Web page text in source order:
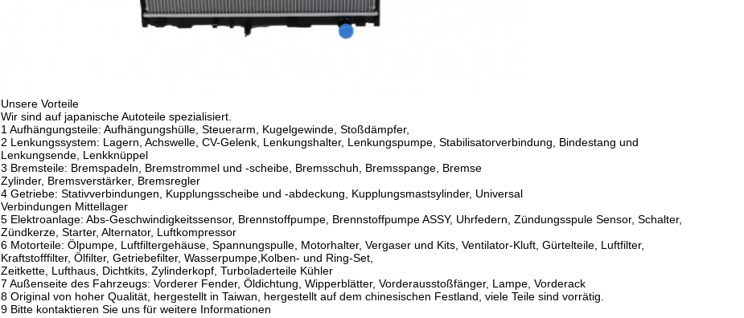
Unsere Vorteile
Wir sind auf japanische Autoteile spezialisiert.
1 Aufhängungsteile: Aufhängungshülle, Steuerarm, Kugelgewinde, Stoßdämpfer,
2 Lenkungssystem: Lagern, Achswelle, CV-Gelenk, Lenkungshalter, Lenkungspumpe, Stabilisatorverbindung, Bindestang und
Lenkungsende, Lenkknüppel
3 Bremsteile: Bremspadeln, Bremstrommel und -scheibe, Bremsschuh, Bremsspange, Bremse
Zylinder, Bremsverstärker, Bremsregler
4 Getriebe: Stativverbindungen, Kupplungsscheibe und -abdeckung, Kupplungsmastsylinder, Universal
Verbindungen Mittellager
5 Elektroanlage: Abs-Geschwindigkeitssensor, Brennstoffpumpe, Brennstoffpumpe ASSY, Uhrfedern, Zündungsspule Sensor, Schalter,
Zündkerze, Starter, Alternator, Luftkompressor
6 Motorteile: Ölpumpe, Luftfiltergehäuse, Spannungspulle, Motorhalter, Vergaser und Kits, Ventilator-Kluft, Gürtelteile, Luftfilter,
Kraftstofffilter, Ölfilter, Getriebefilter, Wasserpumpe,Kolben- und Ring-Set,
Zeitkette, Lufthaus, Dichtkits, Zylinderkopf, Turboladerteile Kühler
7 Außenseite des Fahrzeugs: Vorderer Fender, Öldichtung, Wipperblätter, Vorderausstoßfänger, Lampe, Vorderack
8 Original von hoher Qualität, hergestellt in Taiwan, hergestellt auf dem chinesischen Festland, viele Teile sind vorrätig.
9 Bitte kontaktieren Sie uns für weitere Informationen